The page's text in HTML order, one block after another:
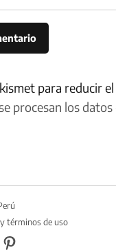
para reducir el
procesan los
términos de uso
Pinterest